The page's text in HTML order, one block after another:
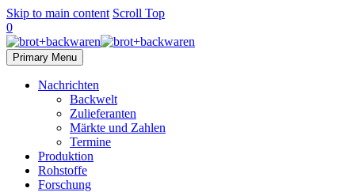
Skip to main content Scroll Top
0
Primary Menu
Nachrichten
Backwelt
Zulieferanten
Märkte und Zahlen
Termine
Produktion
Rohstoffe
Forschung